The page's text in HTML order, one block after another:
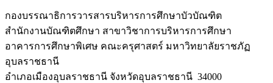
กองบรรณาธิการวารสารบริหารการศึกษาบัวบัณฑิต
สำนักงานบัณฑิตศึกษา สาขาวิชาการบริหารการศึกษา
อาคารการศึกษาพิเศษ คณะครุศาสตร์ มหาวิทยาลัยราชภัฏ
อุบลราชธานี
อำเภอเมืองอุบลราชธานี จังหวัดอุบลราชธานี 34000